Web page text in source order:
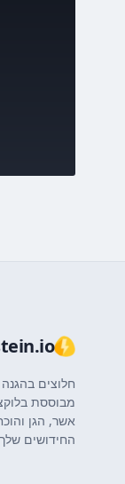
חלוצים בהגנה
אשר, הגן
החידושים